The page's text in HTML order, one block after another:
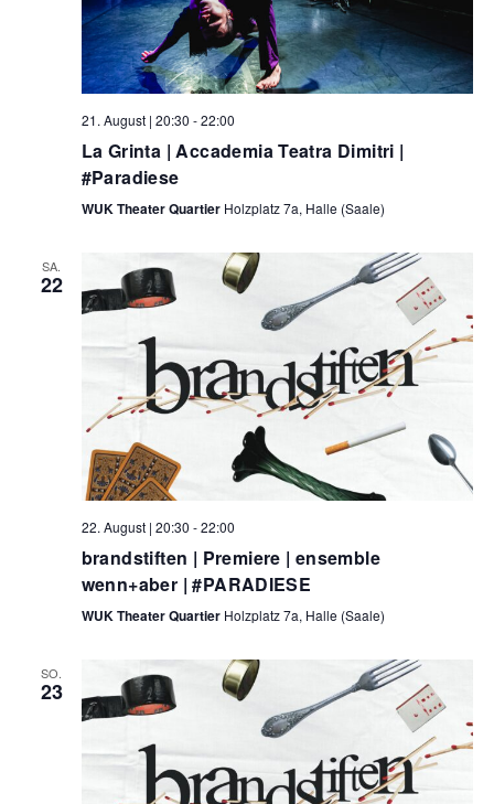
21. August | 20:30 -22:00
La Grinta | Accademia Teatra Dimitri |
#Paradiese
WUK Theater Quartier Holzplatz 7a, Halle (Saale)
SA.
22
22. August | 20:30 -22:00
brandstiften | Premiere | ensemble
wenn+aber | #PARADIESE
WUK Theater Quartier Holzplatz 7a, Halle (Saale)
SO.
23